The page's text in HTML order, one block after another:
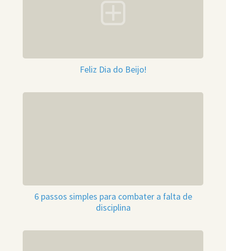
Feliz Dia do Beijo!
6 passos simples para combater a falta de
disciplina